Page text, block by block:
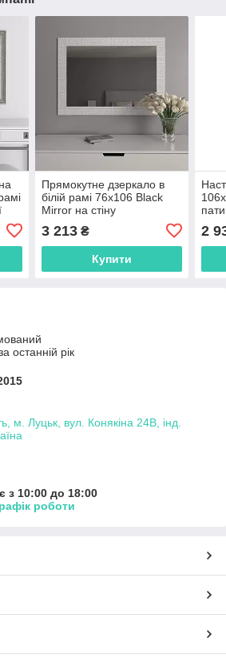
Прямокутне дзеркало в
білій рамі 76х106 Black
Mirror на стіну
вологостійке для ванної
кімнати
3 213₴
Купити
2
останній рік
м. Луцьк, вул. Конякіна 24В, інд.
з 10:00 до 18:00
роботи